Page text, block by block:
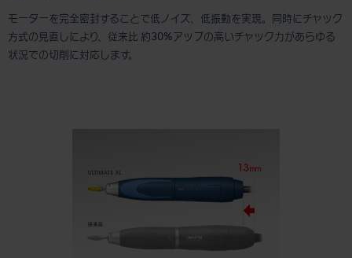
モーターを完全密封することで低ノイズ、低振動を実現。同時にチャック
方式の見直しにより、従来比 約30%アップの高いチャック力があらゆる
状況での切削に対応します。